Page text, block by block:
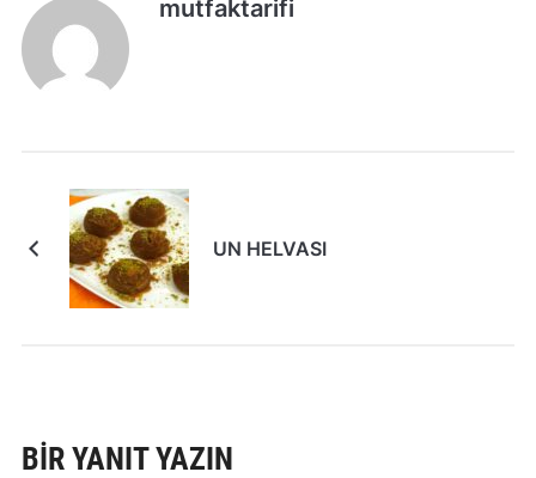
mutfaktarifi
UN HELVASI
BIR YANIT YAZIN